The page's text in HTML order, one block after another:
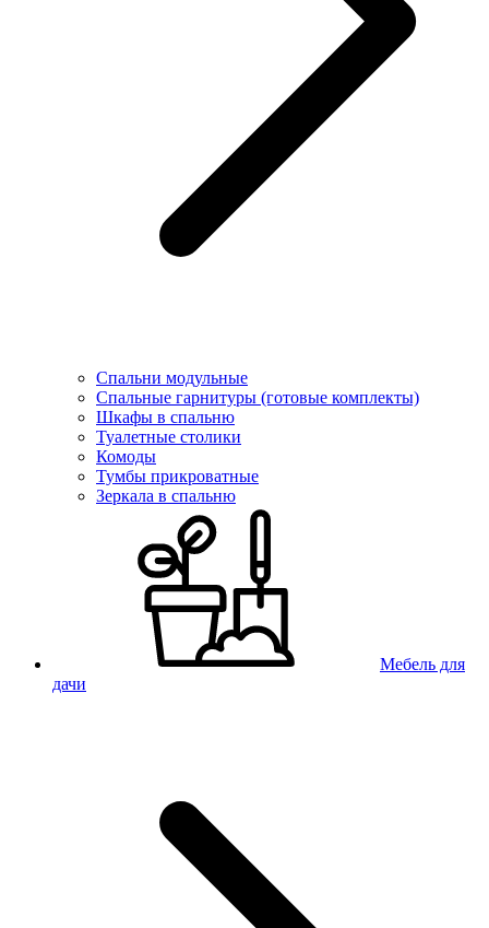
Спальни модульные
Спальные гарнитуры (готовые комплекты)
Шкафы в спальню
Туалетные столики
Комоды
Тумбы прикроватные
Зеркала в спальню
Мебель для
дачи